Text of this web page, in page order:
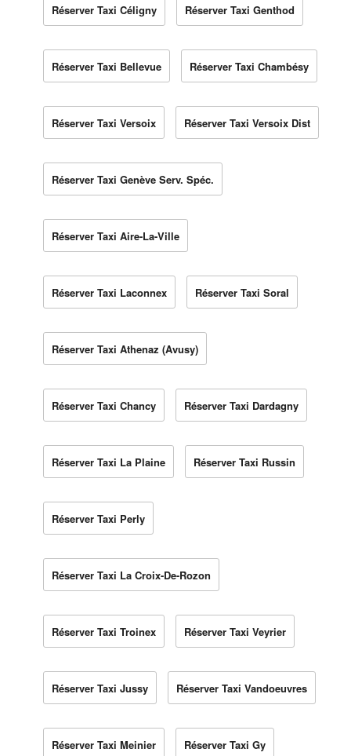
Réserver Taxi Céligny Réserver Taxi Genthod
Réserver Taxi Bellevue Réserver Taxi Chambésy
Réserver Taxi Versoix Réserver Taxi Versoix Dist
Réserver Taxi Genève Serv. Spéc.
Réserver Taxi Aire-La-Ville
Réserver Taxi Laconnex Réserver Taxi Soral
Réserver Taxi Athenaz (Avusy)
Réserver Taxi Chancy Réserver Taxi Dardagny
Réserver Taxi La Plaine Réserver Taxi Russin
Réserver Taxi Perly
Réserver Taxi La Croix-De-Rozon
Réserver Taxi Troinex Réserver Taxi Veyrier
Réserver Taxi Jussy Réserver Taxi Vandoeuvres
Réserver Taxi Meinier Réserver Taxi Gy